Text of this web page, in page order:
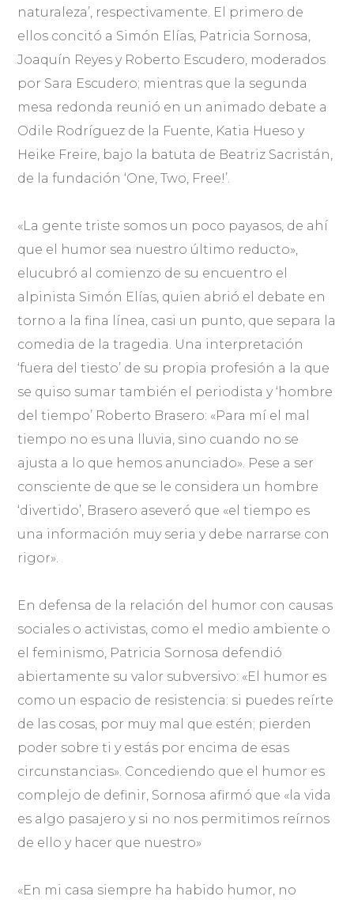
naturaleza’, respectivamente. El primero de
ellos concitó a Simón Elías, Patricia Sornosa,
Joaquín Reyes y Roberto Escudero, moderados
por Sara Escudero; mientras que la segunda
mesa redonda reunió en un animado debate a
Odile Rodríguez de la Fuente, Katia Hueso y
Heike Freire, bajo la batuta de Beatriz Sacristán,
de la fundación ‘One, Two, Free!’.
«La gente triste somos un poco payasos, de ahí
que el humor sea nuestro último reducto»,
elucubró al comienzo de su encuentro el
alpinista Simón Elías, quien abrió el debate en
torno a la fina línea, casi un punto, que separa la
comedia de la tragedia. Una interpretación
‘fuera del tiesto’ de su propia profesión a la que
se quiso sumar también el periodista y ‘hombre
del tiempo’ Roberto Brasero: «Para mí el mal
tiempo no es una lluvia, sino cuando no se
ajusta a lo que hemos anunciado». Pese a ser
consciente de que se le considera un hombre
‘divertido’, Brasero aseveró que «el tiempo es
una información muy seria y debe narrarse con
rigor».
En defensa de la relación del humor con causas
sociales o activistas, como el medio ambiente o
el feminismo, Patricia Sornosa defendió
abiertamente su valor subversivo: «El humor es
como un espacio de resistencia: si puedes reírte
de las cosas, por muy mal que estén; pierden
poder sobre ti y estás por encima de esas
circunstancias». Concediendo que el humor es
complejo de definir, Sornosa afirmó que «la vida
es algo pasajero y si no nos permitimos reírnos
de ello y hacer que nuestro»
«En mi casa siempre ha habido humor, no